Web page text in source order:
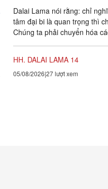
Dalai Lama nói rằng: chỉ
tâm đại bi là quan trọng thì
Chúng ta phải chuyển hóa
HH. DALAI LAMA 14
05/08/2026 27 lượt xem